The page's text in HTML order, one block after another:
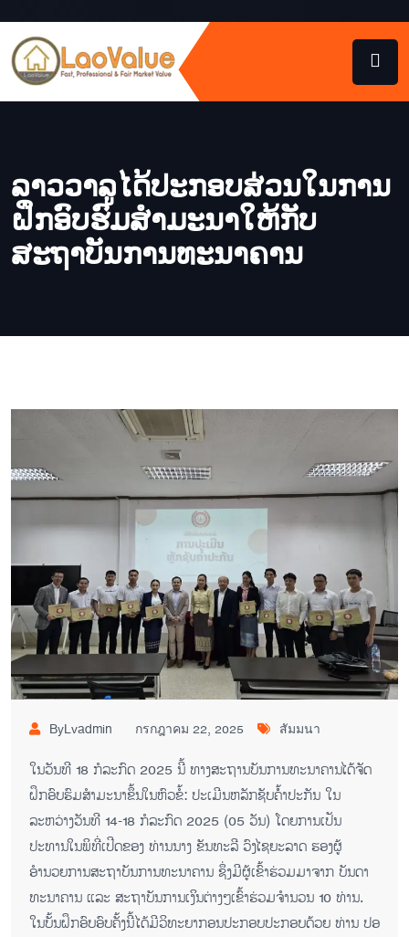
ລາວວາລູໄດ້ປະກອບສ່ວນໃນການ
ຝຶກອົບຮົມສຳມະນາໃຫ້ກັບ
ສະຖາບັນການທະນາຄານ
ByLvadmin กรกฎาคม 22, 2025 สัมมนา
ໃນວັນທີ 18 ກໍລະກົດ 2025 ນີ້ ທາງສະຖານບັນການທະນາຄານໄດ້ຈັດ
ຝຶກອົບຮົມສຳມະນາຂຶ້ນໃນຫົວຂໍ້: ປະເມີນຫລັກຊັບຄໍ້ຳປະກັນ ໃນ
ລະຫວ່າງວັນທີ 14-18 ກໍລະກົດ 2025 (05 ວັນ) ໂດຍການເປັນ
ປະທານໃນພິທີ່ເປີດຂອງ ທ່ານນາງ ຂັນທະລີ ວົງໄຊຍະລາດ ຮອງຜູ້
ອຳນວຍການສະຖາບັນການທະນາຄານ ຊຶ່ງມີຜູ້ເຂົ້າຮ່ວມມາຈາກ ບັນດາ
ທະນາຄານ ແລະ ສະຖາບັນການເງິນຕ່າງໆເຂົ້າຮ່ວມຈຳນວນ 10 ທ່ານ.
ໃນບັ້ນຝຶກອົບອົບຄັ້ງນີ້ໄດ້ມີວິທະຍາກອນປະກອບປະກອບດ້ວຍ ທ່ານ ປອ